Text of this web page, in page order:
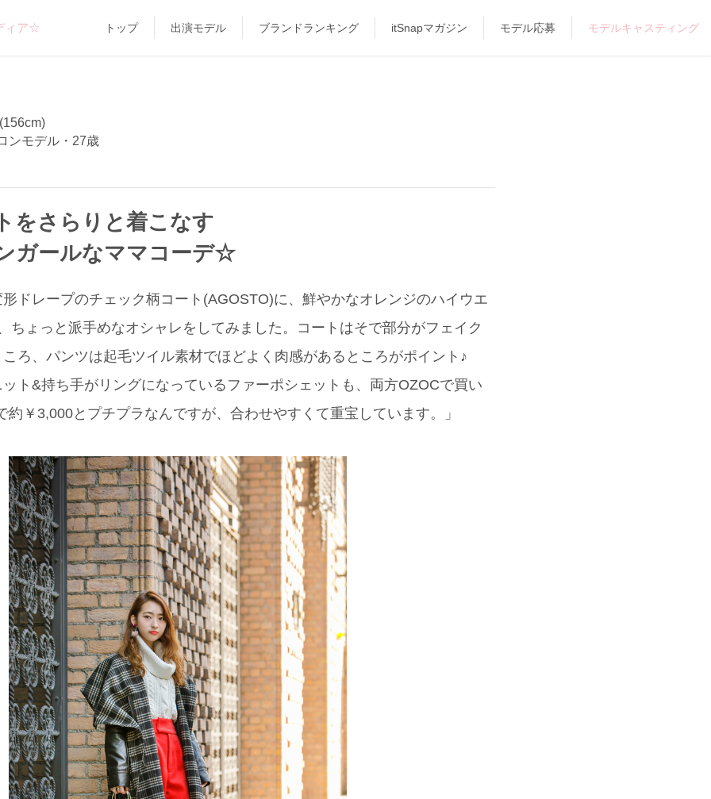
ィア☆ トップ 出演モデル ブランドランキング itSnapマガジン モデル応募 モデルキャスティング
ンモデル・27歳
をさらりと着こなす
ガールなママコーデ☆
ドレープのチェック柄コート(AGOSTO)に、鮮やかなオレンジのハイウエ
ちょっと派手めなオシャレをしてみました。コートはそで部分がフェイク
ろ、パンツは起毛ツイル素材でほどよく肉感があるところがポイント♪
ト&持ち手がリングになっているファーポシェットも、両方OZOCで買い
約￥3,000とプチプラなんですが、合わせやすくて重宝しています。」